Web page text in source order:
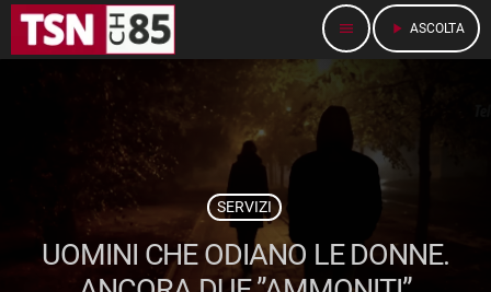
menu play_arrow ASCOLTA
SERVIZI
UOMINI CHE ODIANO LE DONNE.